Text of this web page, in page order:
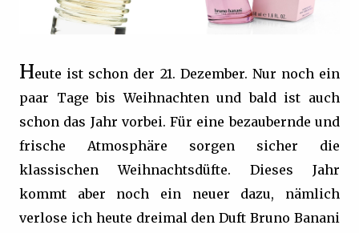
Heute ist schon der 21. Dezember. Nur noch ein
paar Tage bis Weihnachten und bald ist auch
schon das Jahr vorbei. Für eine bezaubernde und
frische Atmosphäre sorgen sicher die
klassischen Weihnachtsdüfte. Dieses Jahr
kommt aber noch ein neuer dazu, nämlich
verlose ich heute dreimal den Duft Bruno Banani